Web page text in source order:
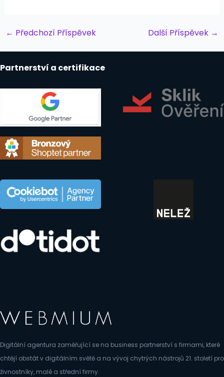
Post
← Předchozí Příspěvek Další Příspěvek →
Partnerství a certifikace
Digitální agentura zaměřující se na business partnerství s firmami, které
chtějí obstát v digitálním světě a na vývoj chytrých nástrojů 21. století pro
živnostníky, malé a střední firmy.